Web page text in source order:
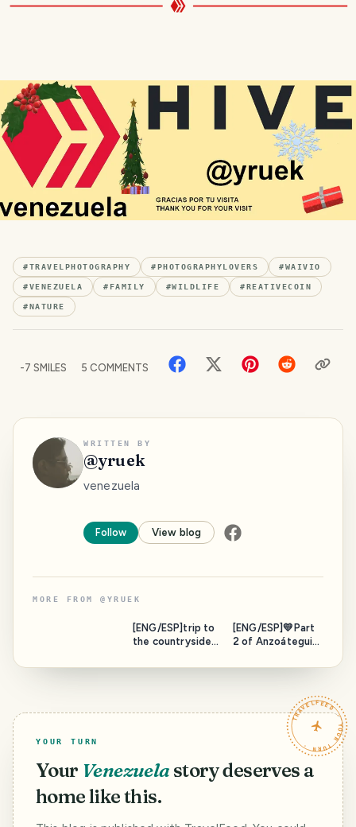
#TRAVELPHOTOGRAPHY #PHOTOGRAPHYLOVERS #WAIVIO
#VENEZUELA # FAMILY #WILDLIFE #REATIVECOIN
#NATURE
-7 SMILES 5 COMMENTS
WRITTEN BY
@yruek
venezuela
Follow View blog
MORE FROM @ YRUEK
[ENG/ESP]trip to
the countryside
campo parte 1
[ENG/ESP]💛Part
2 of Anzoátegui
Venezuela💛/
tierra amada.TRAVELFEED · YOUR TURN ·
YOUR TURN
Your Venezuela story deserves a
home like this.